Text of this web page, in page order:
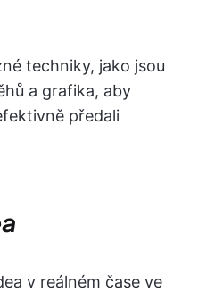
techniky, jako jsou
a grafika, aby
předali
v reálném čase ve